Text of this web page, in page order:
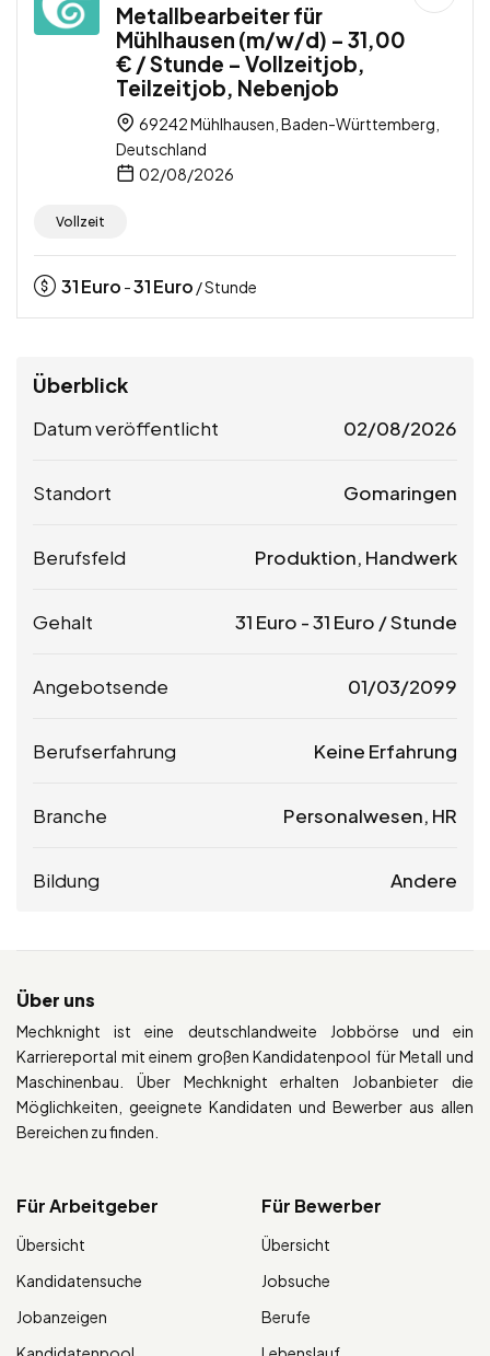
Metallbearbeiter für
Mühlhausen (m/w/d) – 31,00
€ / Stunde – Vollzeitjob,
Teilzeitjob, Nebenjob
69242 Mühlhausen, Baden-Württemberg,
Deutschland
02/08/2026
Vollzeit
31Euro -31Euro / Stunde
Überblick
Datum veröffentlicht 02/08/2026
Standort Gomaringen
Berufsfeld Produktion, Handwerk
Gehalt 31 Euro -31 Euro / Stunde
Angebotsende 01/03/2099
Berufserfahrung Keine Erfahrung
Branche Personalwesen, HR
Bildung Andere
Über uns
Mechknight ist eine deutschlandweite Jobbörse und ein
Karriereportal mit einem großen Kandidatenpool für Metall und
Maschinenbau. Über Mechknight erhalten Jobanbieter die
Möglichkeiten, geeignete Kandidaten und Bewerber aus allen
Bereichen zu finden.
Für Arbeitgeber
Übersicht
Kandidatensuche
Jobanzeigen
Für Bewerber
Übersicht
Jobsuche
Berufe